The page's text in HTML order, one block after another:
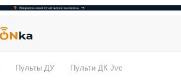
Пульты ДУ Пульти ДК Jvc